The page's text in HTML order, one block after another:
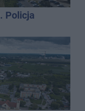
Policja